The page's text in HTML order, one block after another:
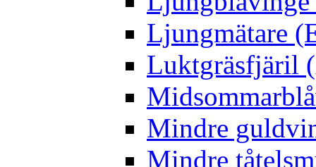
Ljungmätare
Luktgräsfjäril
Mindre
Mindre